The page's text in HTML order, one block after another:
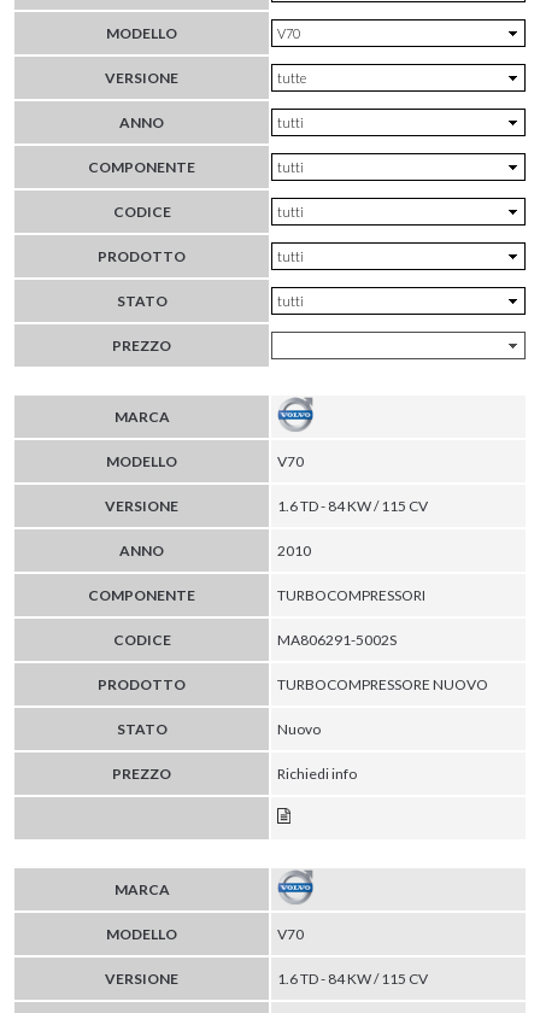
MODELLO
VERSIONE
ANNO
COMPONENTE
CODICE
PRODOTTO
STATO
PREZZO
MARCA
MODELLO V70
VERSIONE 1.6 TD - 84 KW / 115 CV
ANNO 2010
COMPONENTE TURBOCOMPRESSORI
CODICE MA806291-5002S
PRODOTTO TURBOCOMPRESSORE NUOVO
STATO Nuovo
PREZZO Richiedi info
MARCA
MODELLO V70
VERSIONE 1.6 TD - 84 KW / 115 CV